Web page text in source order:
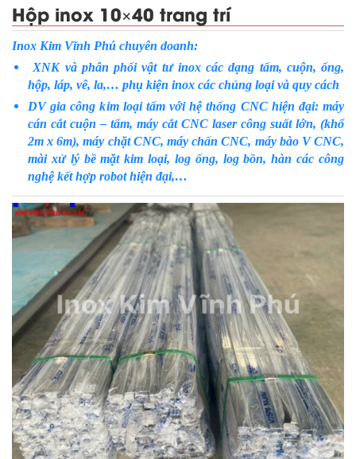
Hộp inox 10×40 trang trí
Inox Kim Vĩnh Phú chuyên doanh:
XNK và phân phối vật tư inox các dạng tấm, cuộn, ống,
hộp, láp, vê, la,… phụ kiện inox các chủng loại và quy cách
DV gia công kim loại tấm với hệ thống CNC hiện đại: máy
cán cắt cuộn – tấm, máy cắt CNC laser công suất lớn, (khổ
2m x 6m), máy chặt CNC, máy chấn CNC, máy bào V CNC,
mài xử lý bề mặt kim loại, log ống, log bồn, hàn các công
nghệ kết hợp robot hiện đại,…